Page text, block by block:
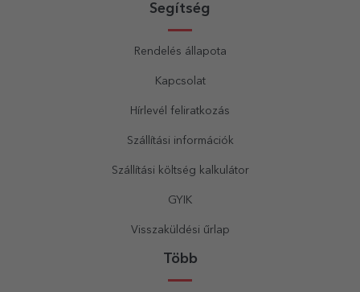
Segítség
Rendelés állapota
Kapcsolat
Hírlevél feliratkozás
Szállítási információk
Szállítási költség kalkulátor
GYIK
Visszaküldési űrlap
Több